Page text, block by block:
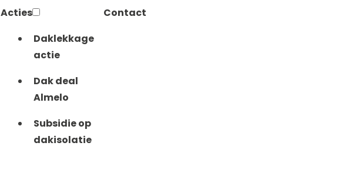
Acties
Daklekkage
actie
Dak deal
Almelo
Subsidie op
dakisolatie
Contact